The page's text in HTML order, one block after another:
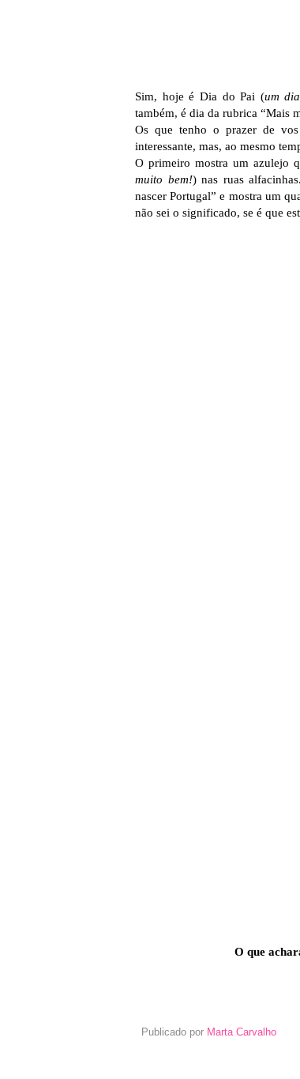
Sim, hoje é Dia do Pai (um
também, é dia da rubrica “Mais
Os que tenho o prazer de
interessante, mas, ao mesmo
O primeiro mostra um azulejo
muito bem!) nas ruas
nascer Portugal” e mostra um
não sei o significado, se é que
O que
Publicado por Marta Carvalho